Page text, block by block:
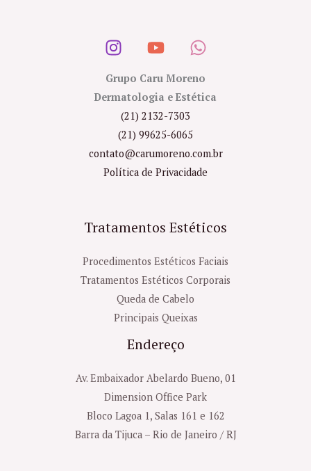
Grupo Caru Moreno
Dermatologia e Estética
(21) 2132-7303
(21) 99625-6065
contato@carumoreno.com.br
Política de Privacidade
Tratamentos Estéticos
Procedimentos Estéticos Faciais
Tratamentos Estéticos Corporais
Queda de Cabelo
Principais Queixas
Endereço
Av. Embaixador Abelardo Bueno, 01
Dimension Office Park
Bloco Lagoa 1, Salas 161 e 162
Barra da Tijuca – Rio de Janeiro / RJ